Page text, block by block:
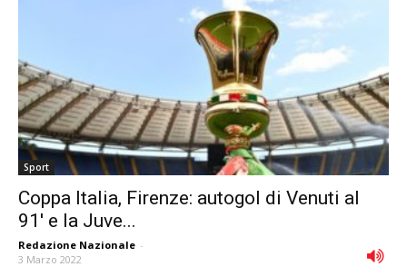
Sport
Coppa Italia, Firenze: autogol di Venuti al
91′ e la Juve...
Redazione Nazionale -
3 Marzo 2022